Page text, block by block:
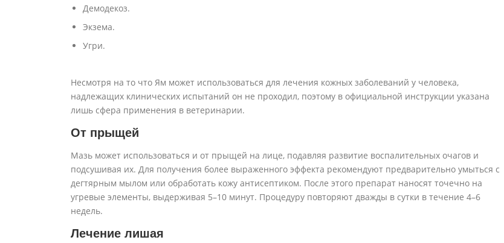
Демодекоз.
Экзема.
Угри.
Несмотря на то что Ям может использоваться для лечения кожных заболеваний у человека,
надлежащих клинических испытаний он не проходил, поэтому в официальной инструкции указана
лишь сфера применения в ветеринарии.
От прыщей
Мазь может использоваться и от прыщей на лице, подавляя развитие воспалительных очагов и
подсушивая их. Для получения более выраженного эффекта рекомендуют предварительно умыться с
дегтярным мылом или обработать кожу антисептиком. После этого препарат наносят точечно на
угревые элементы, выдерживая 5–10 минут. Процедуру повторяют дважды в сутки в течение 4–6
недель.
Лечение лишая